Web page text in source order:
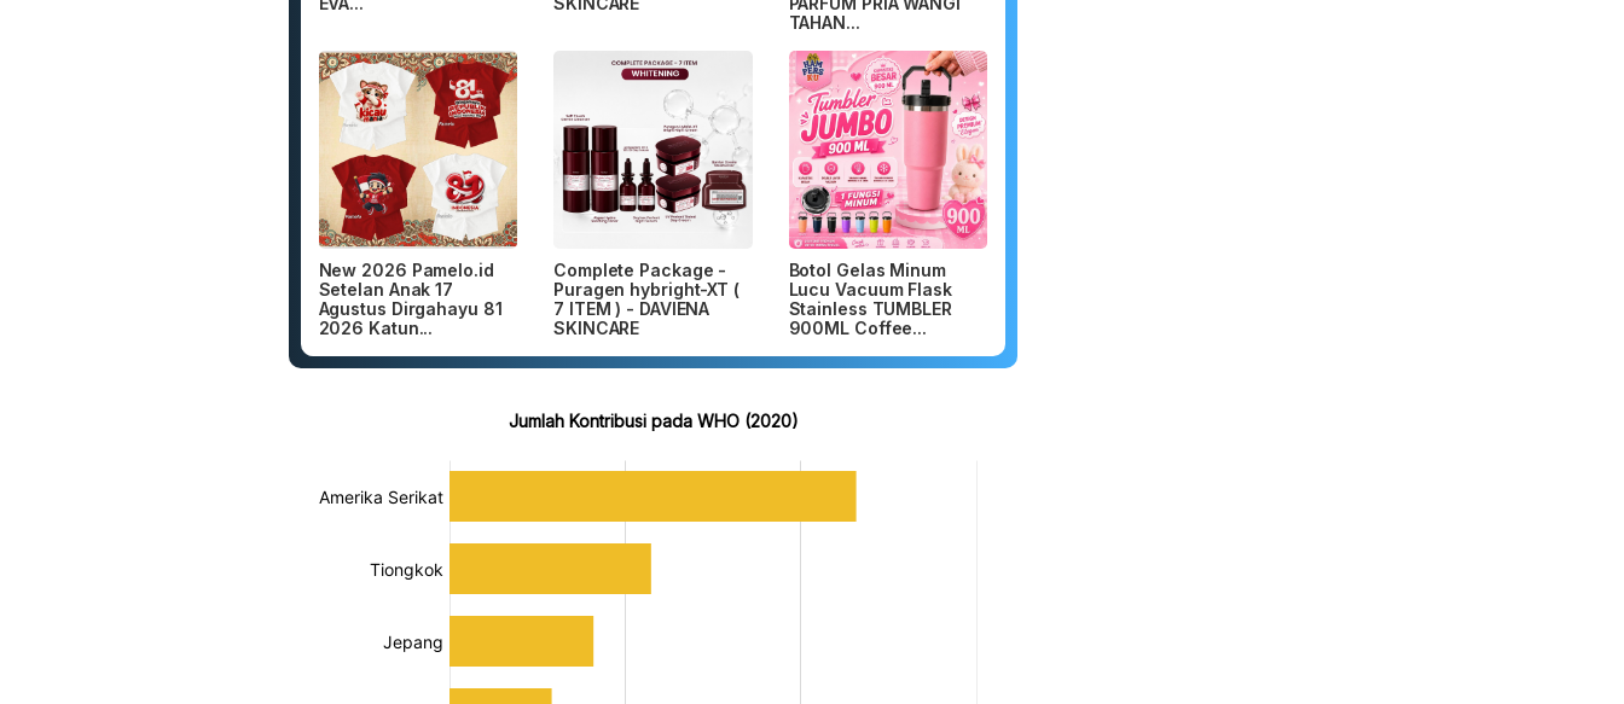
TAHAN...
New 2026 Pamelo.id
Setelan Anak 17
Agustus Dirgahayu 81
2026 Katun...
Complete Package -
Puragen hybright-XT (
7 ITEM ) - DAVIENA
SKINCARE
Botol Gelas Minum
Lucu Vacuum Flask
Stainless TUMBLER
900ML Coffee...